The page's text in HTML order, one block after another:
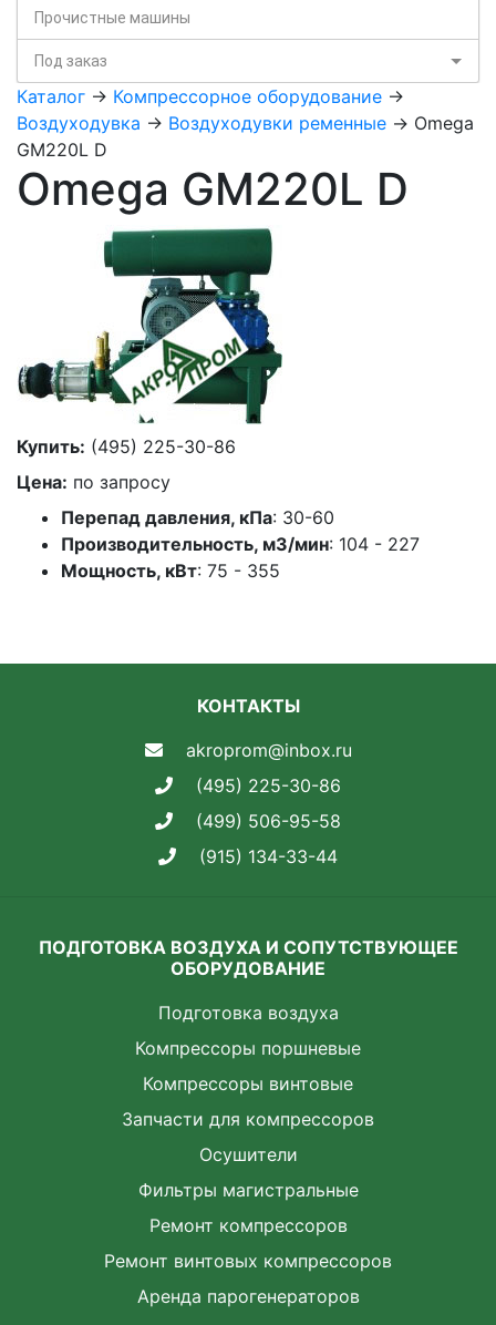
Прочистные машины
Под заказ
Каталог -> Компрессорное оборудование ->
Воздуходувка -> Воздуходувки ременные -> Omega
GM220L D
Omega GM220L D
Купить: (495) 225-30-86
Цена: по запросу
Перепад давления, кПа: 30-60
Производительность, м3/мин: 104 - 227
Мощность, кВт: 75 - 355
КОНТАКТЫ
akroprom@inbox.ru
(495) 225-30-86
(499) 506-95-58
(915) 134-33-44
ПОДГОТОВКА ВОЗДУХА И СОПУТСТВУЮЩЕЕ
ОБОРУДОВАНИЕ
Подготовка воздуха
Компрессоры поршневые
Компрессоры винтовые
Запчасти для компрессоров
Осушители
Фильтры магистральные
Ремонт компрессоров
Ремонт винтовых компрессоров
Аренда парогенераторов